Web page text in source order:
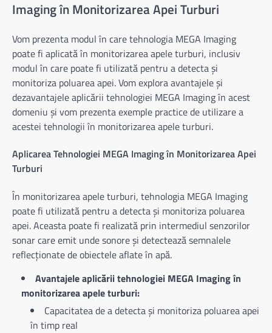
Imaging în Monitorizarea Apei Turburi
Vom prezenta modul în care tehnologia MEGA Imaging
poate fi aplicată în monitorizarea apele turburi, inclusiv
modul în care poate fi utilizată pentru a detecta și
monitoriza poluarea apei. Vom explora avantajele și
dezavantajele aplicării tehnologiei MEGA Imaging în acest
domeniu și vom prezenta exemple practice de utilizare a
acestei tehnologii în monitorizarea apele turburi.
Aplicarea Tehnologiei MEGA Imaging în Monitorizarea Apei
Turburi
În monitorizarea apele turburi, tehnologia MEGA Imaging
poate fi utilizată pentru a detecta și monitoriza poluarea
apei. Aceasta poate fi realizată prin intermediul senzorilor
sonar care emit unde sonore și detectează semnalele
reflecționate de obiectele aflate în apă.
Avantajele aplicării tehnologiei MEGA Imaging în
monitorizarea apele turburi:
Capacitatea de a detecta și monitoriza poluarea apei
în timp real